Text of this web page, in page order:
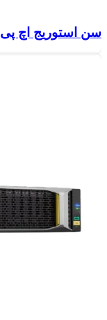
سن استوریج اچ پی MSA 2052 SFF Q1J03A